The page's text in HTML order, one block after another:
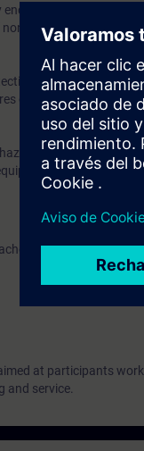
(dust) Ex t
electrical devices
in North America
of the Class Division
location
you basic
at participants
and service.